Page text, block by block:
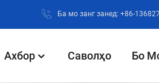
Ба мо занг занед: +86-
Ахбор Саволҳо Бо